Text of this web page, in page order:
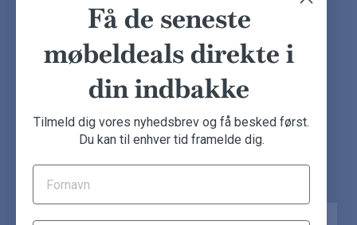
Handelsbetingelser
Kundeudtalelser
Besøg showroom
Få de seneste
møbeldeals direkte i
din indbakke
Tilmeld dig vores nyhedsbrev og få besked først.
Du kan til enhver tid framelde dig.